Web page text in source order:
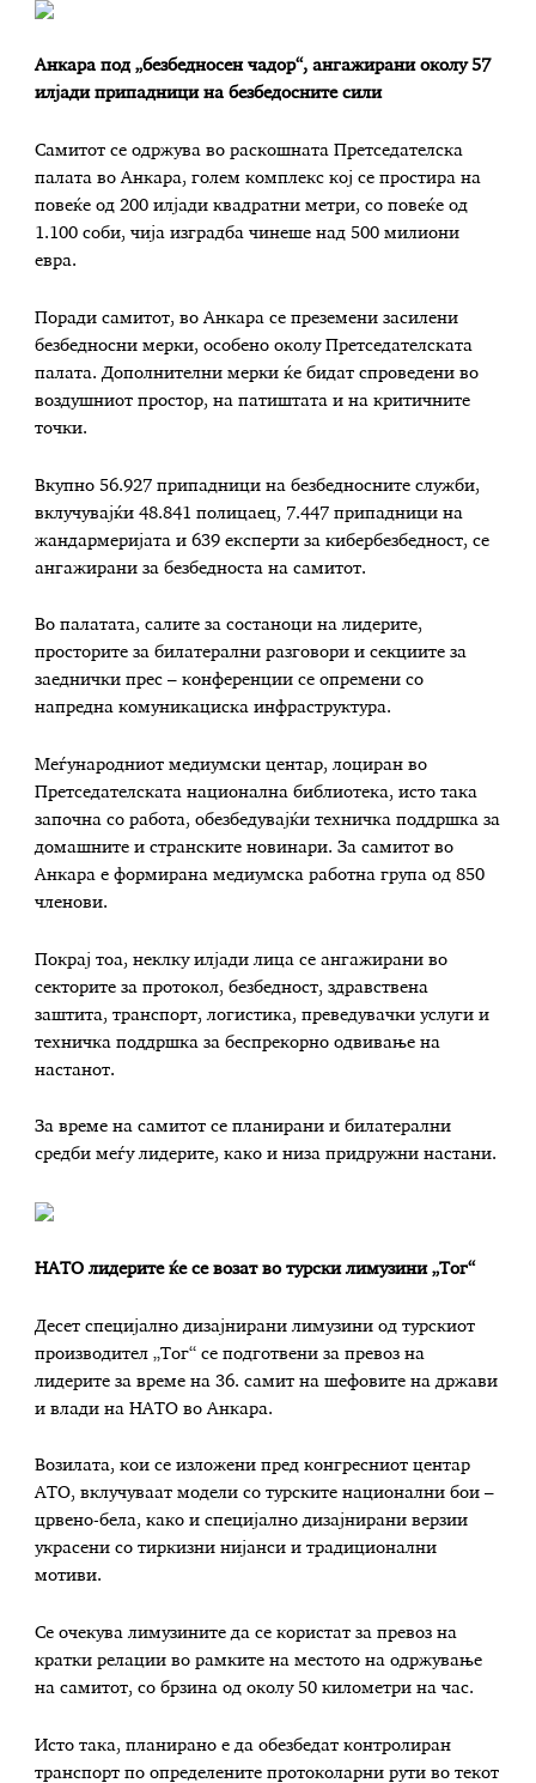
Анкара под „безбедносен чадор“, ангажирани околу 57
илјади припадници на безбедосните сили
Самитот се одржува во раскошната Претседателска
палата во Анкара, голем комплекс кој се простира на
повеќе од 200 илјади квадратни метри, со повеќе од
1.100 соби, чија изградба чинеше над 500 милиони
евра.
Поради самитот, во Анкара се преземени засилени
безбедносни мерки, особено околу Претседателската
палата. Дополнителни мерки ќе бидат спроведени во
воздушниот простор, на патиштата и на критичните
точки.
Вкупно 56.927 припадници на безбедносните служби,
вклучувајќи 48.841 полицаец, 7.447 припадници на
жандармеријата и 639 експерти за кибербезбедност, се
ангажирани за безбедноста на самитот.
Во палатата, салите за состаноци на лидерите,
просторите за билатерални разговори и секциите за
заеднички прес – конференции се опремени со
напредна комуникациска инфраструктура.
Меѓународниот медиумски центар, лоциран во
Претседателската национална библиотека, исто така
започна со работа, обезбедувајќи техничка поддршка за
домашните и странските новинари. За самитот во
Анкара е формирана медиумска работна група од 850
членови.
Покрај тоа, неклку илјади лица се ангажирани во
секторите за протокол, безбедност, здравствена
заштита, транспорт, логистика, преведувачки услуги и
техничка поддршка за беспрекорно одвивање на
настанот.
За време на самитот се планирани и билатерални
средби меѓу лидерите, како и низа придружни настани.​​​​​​​
НАТО лидерите ќе се возат во турски лимузини „Тог“
Десет специјално дизајнирани лимузини од турскиот
производител „Тог“ се подготвени за превоз на
лидерите за време на 36. самит на шефовите на држави
и влади на НАТО во Анкара.
Возилата, кои се изложени пред конгресниот центар
АТО, вклучуваат модели со турските национални бои –
црвено-бела, како и специјално дизајнирани верзии
украсени со тиркизни нијанси и традиционални
мотиви.
Се очекува лимузините да се користат за превоз на
кратки релации во рамките на местото на одржување
на самитот, со брзина од околу 50 километри на час.
Исто така, планирано е да обезбедат контролиран
транспорт по определените протоколарни рути во текот